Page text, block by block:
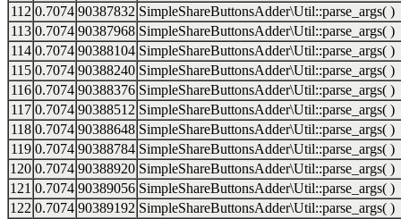
112 0.7074 90387832 SimpleShareButtonsAdder\Util::parse_args( )
113 0.7074 90387968 SimpleShareButtonsAdder\Util::parse_args( )
114 0.7074 90388104 SimpleShareButtonsAdder\Util::parse_args( )
115 0.7074 90388240 SimpleShareButtonsAdder\Util::parse_args( )
116 0.7074 90388376 SimpleShareButtonsAdder\Util::parse_args( )
117 0.7074 90388512 SimpleShareButtonsAdder\Util::parse_args( )
118 0.7074 90388648 SimpleShareButtonsAdder\Util::parse_args( )
119 0.7074 90388784 SimpleShareButtonsAdder\Util::parse_args( )
120 0.7074 90388920 SimpleShareButtonsAdder\Util::parse_args( )
121 0.7074 90389056 SimpleShareButtonsAdder\Util::parse_args( )
122 0.7074 90389192 SimpleShareButtonsAdder\Util::parse_args( )